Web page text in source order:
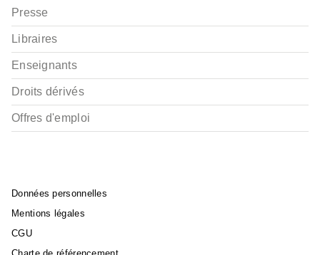
Presse
Libraires
Enseignants
Droits dérivés
Offres d'emploi
Données personnelles
Mentions légales
CGU